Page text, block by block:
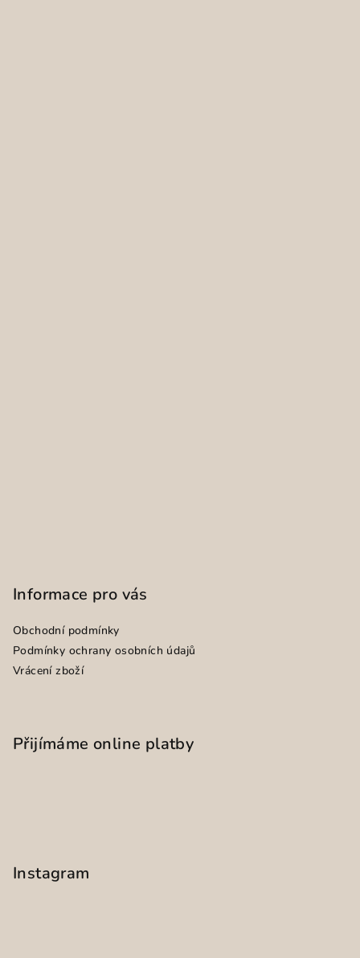
Informace pro vás
Obchodní podmínky
Podmínky ochrany osobních údajů
Vrácení zboží
Přijímáme online platby
Instagram